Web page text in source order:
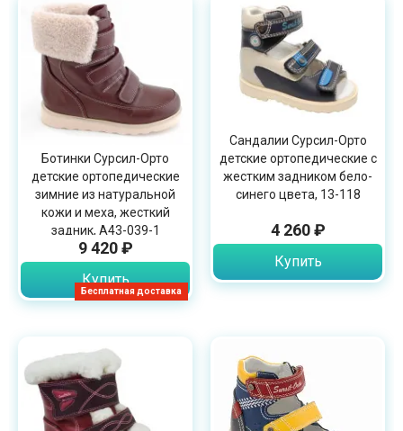
Бесплатная доставка
Ботинки Сурсил-Орто
детские ортопедические
зимние из натуральной
кожи и меха, жесткий
задник, А43-039-1
9 420 ₽
Купить
Сандалии Сурсил-Орто
детские ортопедические с
жестким задником бело-
синего цвета, 13-118
4 260 ₽
Купить